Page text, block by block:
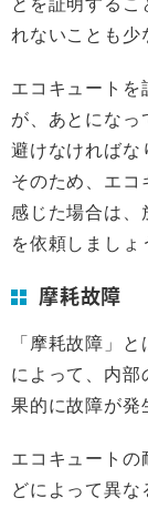
れないことも少
エコキュートを
が、あとになっ
避けなければな
そのため、エコ
感じた場合は、
を依頼しましょ
摩耗故障
「摩耗故障」
によって、内部
果的に故障が発
エコキュートの
どによって異